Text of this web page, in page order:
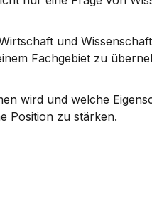
und
Fachgebiet zu
wird und welche
Position zu stärken.